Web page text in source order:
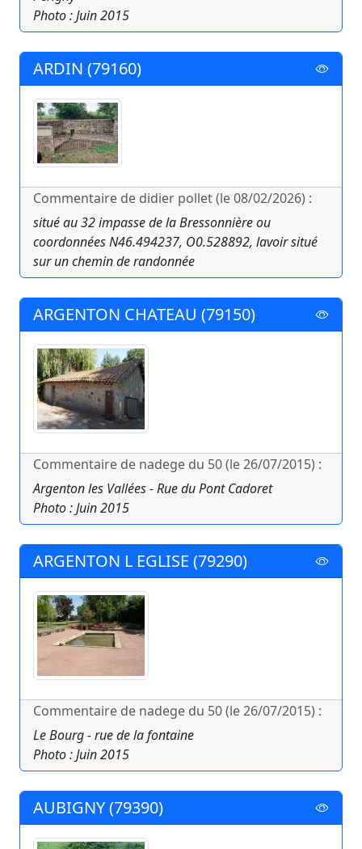
Photo : Juin 2015
ARDIN (79160)
Commentaire de didier pollet (le 08/02/2026) :
situé au 32 impasse de la Bressonnière ou
coordonnées N46.494237, O0.528892, lavoir situé
sur un chemin de randonnée
ARGENTON CHATEAU (79150)
Commentaire de nadege du 50 (le 26/07/2015) :
Argenton les Vallées - Rue du Pont Cadoret
Photo : Juin 2015
ARGENTON L EGLISE (79290)
Commentaire de nadege du 50 (le 26/07/2015) :
Le Bourg - rue de la fontaine
Photo : Juin 2015
AUBIGNY (79390)